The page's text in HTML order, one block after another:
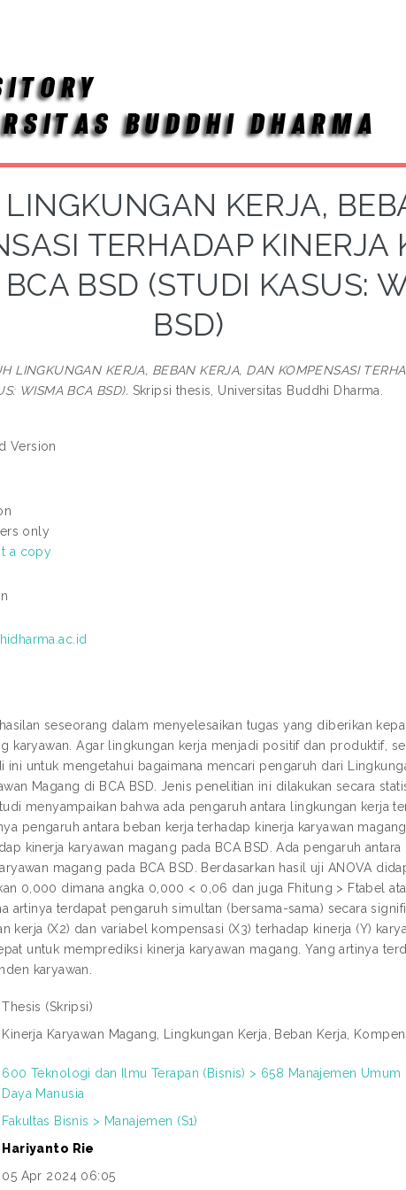
KERJA,
TERHADAP KINERJA
BSD (STUDI KASUS:
BSD)
LINGKUNGAN KERJA, BEBAN KERJA, DAN KOMPENSASI
WISMA BCA BSD). Skripsi thesis, Universitas Buddhi Dharma.
Version
only
a copy
seseorang dalam menyelesaikan tugas yang diberikan
karyawan. Agar lingkungan kerja menjadi positif dan produktif,
ini untuk mengetahui bagaimana mencari pengaruh dari
Magang di BCA BSD. Jenis penelitian ini dilakukan secara
menyampaikan bahwa ada pengaruh antara lingkungan kerja
pengaruh antara beban kerja terhadap kinerja karyawan
kinerja karyawan magang pada BCA BSD. Ada pengaruh
magang pada BCA BSD. Berdasarkan hasil uji ANOVA
0,000 dimana angka 0,000 < 0,06 dan juga Fhitung > Ftabel
artinya terdapat pengaruh simultan (bersama-sama) secara
kerja (X2) dan variabel kompensasi (X3) terhadap kinerja (Y)
untuk memprediksi kinerja karyawan magang. Yang artinya
karyawan.
Thesis (Skripsi)
Kinerja Karyawan Magang, Lingkungan Kerja, Beban Kerja,
600 Teknologi dan Ilmu Terapan (Bisnis) > 658 Manajemen
Daya Manusia
Fakultas Bisnis > Manajemen (S1)
Hariyanto Rie
05 Apr 2024 06:05